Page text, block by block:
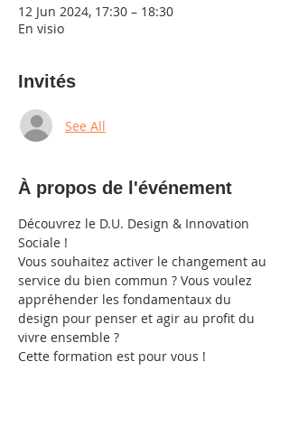
12 Jun 2024, 17:30 – 18:30
En visio
Invités
See All
À propos de l'événement
Découvrez le D.U. Design & Innovation
Sociale !
Vous souhaitez activer le changement au
service du bien commun ? Vous voulez
appréhender les fondamentaux du
design pour penser et agir au profit du
vivre ensemble ?
Cette formation est pour vous !